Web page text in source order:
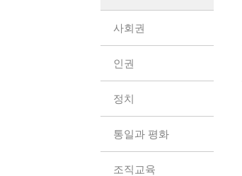
사회권
인권
정치
통일과 평화
조직교육